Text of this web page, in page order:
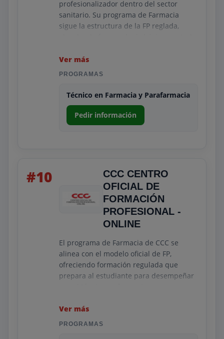
profesionalizador dentro del sector
sanitario. Su programa de Farmacia
sigue la estructura de la FP reglada,
laboratorio y atención al cliente en
contextos reales.
con prácticas obligatorias que favorecen
la integración laboral. MEDAC es
reconocido por su calidad académica,
Ver más
PROGRAMAS
Técnico en Farmacia y Parafarmacia
Pedir información
#10
CCC CENTRO
OFICIAL DE
FORMACIÓN
PROFESIONAL -
ONLINE
El programa de Farmacia de CCC se
alinea con el modelo oficial de FP,
ofreciendo formación regulada que
prepara al estudiante para desempeñar
contenidos abarcan las principales
funciones del puesto con un enfoque
Ver más
PROGRAMAS